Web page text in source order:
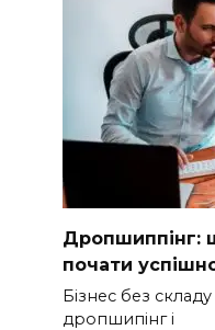
Дропшиппінг:
почати
Бізнес без
дропшипінг і